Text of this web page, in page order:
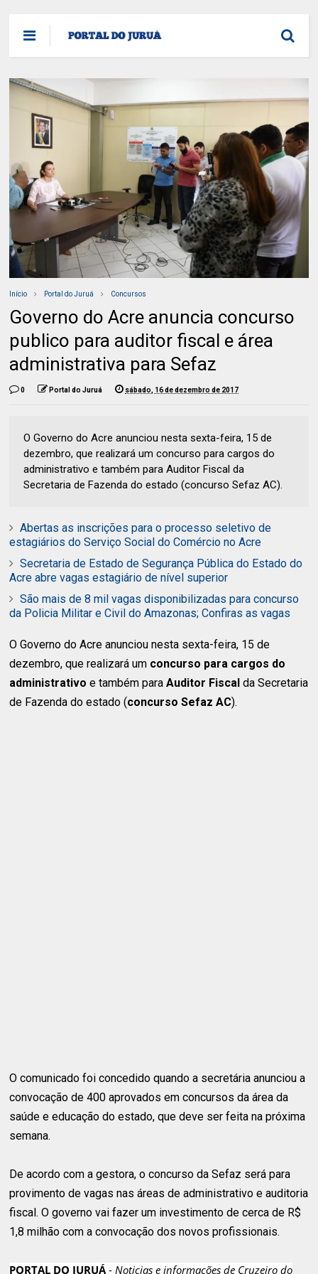
Início Portal do Juruá Concursos
Governo do Acre anuncia concurso
publico para auditor fiscal e área
administrativa para Sefaz
0 Portal do Juruá sábado, 16 de dezembro de 2017
O Governo do Acre anunciou nesta sexta-feira, 15 de
dezembro, que realizará um concurso para cargos do
administrativo e também para Auditor Fiscal da
Secretaria de Fazenda do estado (concurso Sefaz AC).
Abertas as inscrições para o processo seletivo de
estagiários do Serviço Social do Comércio no Acre
Secretaria de Estado de Segurança Pública do Estado do
Acre abre vagas estagiário de nível superior
São mais de 8 mil vagas disponibilizadas para concurso
da Policia Militar e Civil do Amazonas; Confiras as vagas
O Governo do Acre anunciou nesta sexta-feira, 15 de
dezembro, que realizará um concurso para cargos do
administrativo e também paraAuditor Fiscal da Secretaria
de Fazenda do estado (concurso Sefaz AC).
O comunicado foi concedido quando a secretária anunciou a
convocação de 400 aprovados em concursos da área da
saúde e educação do estado, que deve ser feita na próxima
semana.
De acordo com a gestora, o concurso da Sefaz será para
provimento de vagas nas áreas de administrativo e auditoria
fiscal. O governo vai fazer um investimento de cerca de R$
1,8 milhão com a convocação dos novos profissionais.
PORTAL DO JURUÁ - Noticias e informações de Cruzeiro do